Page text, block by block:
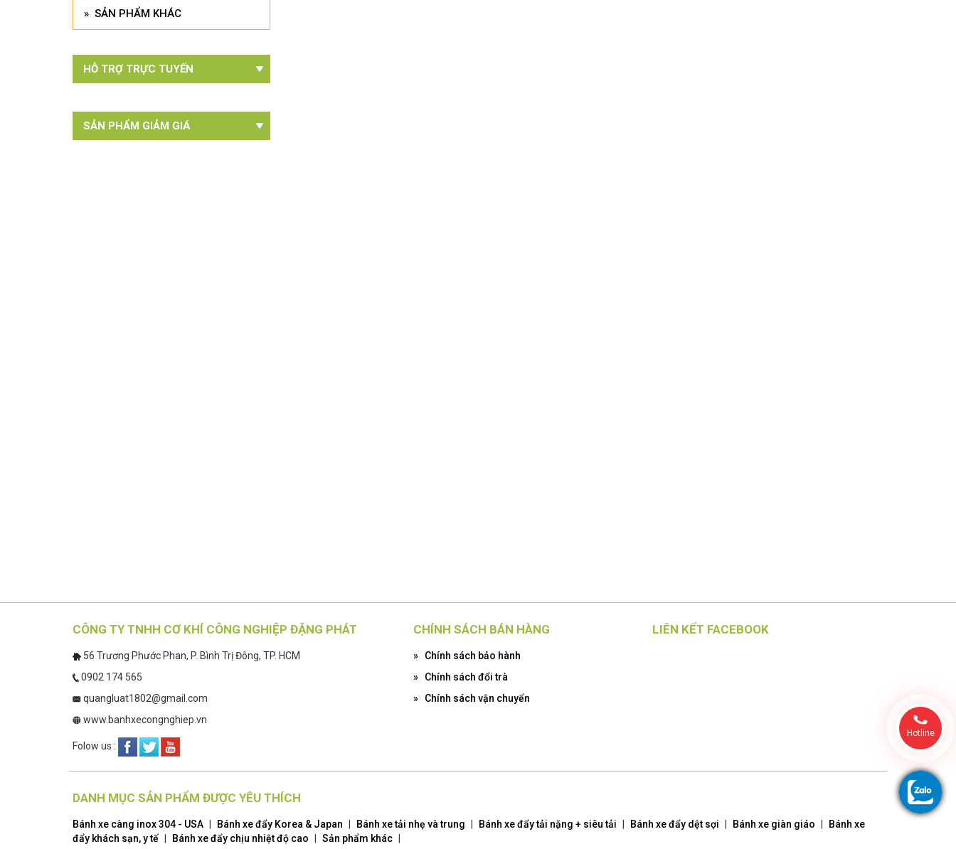
» SẢN PHẨM KHÁC
HỖ TRỢ TRỰC TUYẾN
SẢN PHẨM GIẢM GIÁ
CÔNG TY TNHH CƠ KHÍ CÔNG NGHIỆP ĐẶNG PHÁT
56 Trương Phước Phan, P. Bình Trị Đông, TP. HCM
0902 174 565
quangluat1802@gmail.com
www.banhxecongnghiep.vn
Folow us :
CHÍNH SÁCH BÁN HÀNG
»
Chính sách bảo hành
»
Chính sách đổi trà
»
Chính sách vận chuyển
LIÊN KẾT FACEBOOK
DANH MỤC SẢN PHẨM ĐƯỢC YÊU THÍCH
Bánh xe càng inox 304 - USA Bánh xe đẩy Korea & Japan Bánh xe tải nhẹ và trung Bánh xe đẩy tải nặng + siêu tải Bánh xe đẩy dệt sợi Bánh xe giàn giáo
Bánh xe
đẩy khách sạn, y tế
Bánh xe đẩy chịu nhiệt độ cao Sản phẩm khác
Hotline